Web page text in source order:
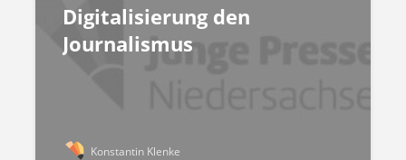
Digitalisierung den
Journalismus
Konstantin Klenke